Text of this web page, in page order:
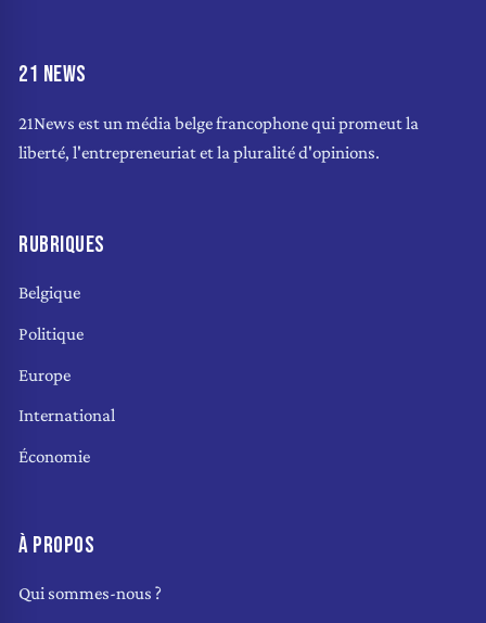
21 NEWS
21News est un média belge francophone qui promeut la
liberté, l'entrepreneuriat et la pluralité d'opinions.
RUBRIQUES
Belgique
Politique
Europe
International
Économie
À PROPOS
Qui sommes-nous ?